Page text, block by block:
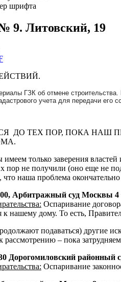
9. Литовский, 19
ГЗК об отмене строительства.
учета для передачи
ДО ТЕХ ПОР, ПОКА НАШ
только заверения
пор не получили (оно еще не
что наша проблема
15:00, Арбитражный суд
Оспаривание
к нашему дому. То есть,
подаваться) другие
– пока
9:30 Дорогомиловский
Оспаривание